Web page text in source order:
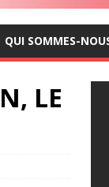
QUI SOMMES-
LE